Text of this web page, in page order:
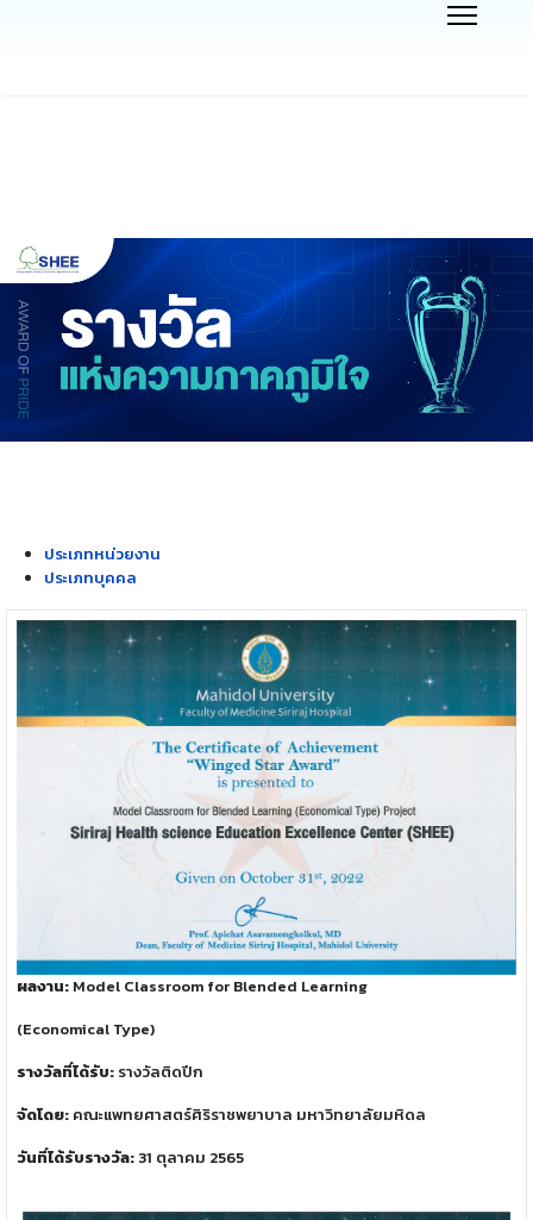
ประเภทหน่วยงาน
ประเภทบุคคล
ผลงาน: Model Classroom for Blended Learning
(Economical Type)
รางวัลที่ได้รับ: รางวัลติดปีก
จัดโดย: คณะแพทยศาสตร์ศิริราชพยาบาล มหาวิทยาลัยมหิดล
วันที่ได้รับรางวัล: 31 ตุลาคม 2565